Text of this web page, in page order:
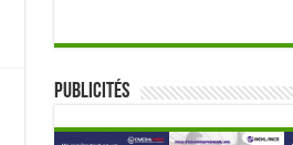
Publicités